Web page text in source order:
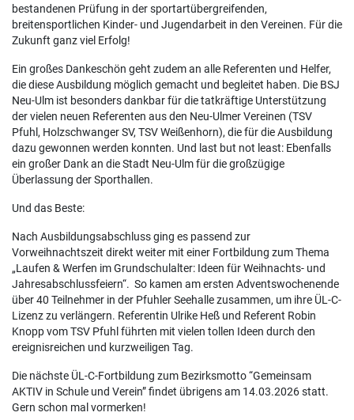
bestandenen Prüfung in der sportartübergreifenden,
breitensportlichen Kinder- und Jugendarbeit in den Vereinen. Für die
Zukunft ganz viel Erfolg!
Ein großes Dankeschön geht zudem an alle Referenten und Helfer,
die diese Ausbildung möglich gemacht und begleitet haben. Die BSJ
Neu-Ulm ist besonders dankbar für die tatkräftige Unterstützung
der vielen neuen Referenten aus den Neu-Ulmer Vereinen (TSV
Pfuhl, Holzschwanger SV, TSV Weißenhorn), die für die Ausbildung
dazu gewonnen werden konnten. Und last but not least: Ebenfalls
ein großer Dank an die Stadt Neu-Ulm für die großzügige
Überlassung der Sporthallen.
Und das Beste:
Nach Ausbildungsabschluss ging es passend zur
Vorweihnachtszeit direkt weiter mit einer Fortbildung zum Thema
„Laufen & Werfen im Grundschulalter: Ideen für Weihnachts- und
Jahresabschlussfeiern“. So kamen am ersten Adventswochenende
über 40 Teilnehmer in der Pfuhler Seehalle zusammen, um ihre ÜL-C-
Lizenz zu verlängern. Referentin Ulrike Heß und Referent Robin
Knopp vom TSV Pfuhl führten mit vielen tollen Ideen durch den
ereignisreichen und kurzweiligen Tag.
Die nächste ÜL-C-Fortbildung zum Bezirksmotto “Gemeinsam
AKTIV in Schule und Verein” findet übrigens am 14.03.2026 statt.
Gern schon mal vormerken!